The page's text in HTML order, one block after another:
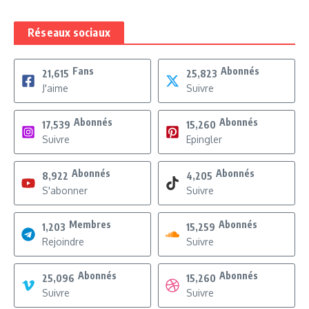
Réseaux sociaux
21,615 Fans
J'aime
25,823 Abonnés
Suivre
17,539 Abonnés
Suivre
15,260 Abonnés
Epingler
8,922 Abonnés
S'abonner
4,205 Abonnés
Suivre
1,203 Membres
Rejoindre
15,259 Abonnés
Suivre
25,096 Abonnés
Suivre
15,260 Abonnés
Suivre